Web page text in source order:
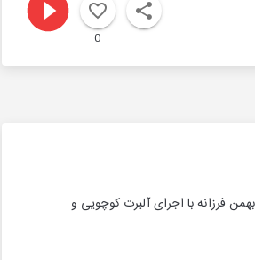
0
فرزانه با اجرای آلبرت كوچویی و